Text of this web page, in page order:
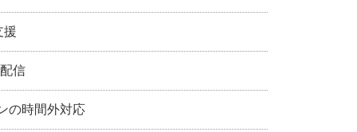
援
信
の時間外対応